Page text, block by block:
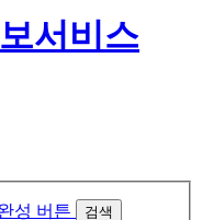
검색